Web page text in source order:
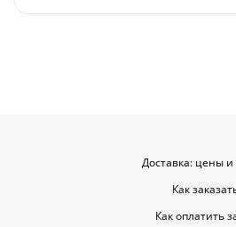
Доставка: цены
Как
Как оплатить